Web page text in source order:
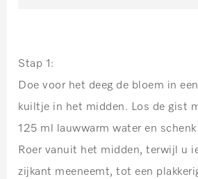
Stap 1:
Doe voor het deeg de bloem in
kuiltje in het midden. Los de gist
125 ml lauwwarm water en
Roer vanuit het midden, terwijl u
zijkant meeneemt, tot een